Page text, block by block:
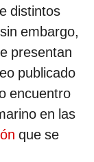
distintos
embargo,
presentan
publicado
encuentro
en las
que se